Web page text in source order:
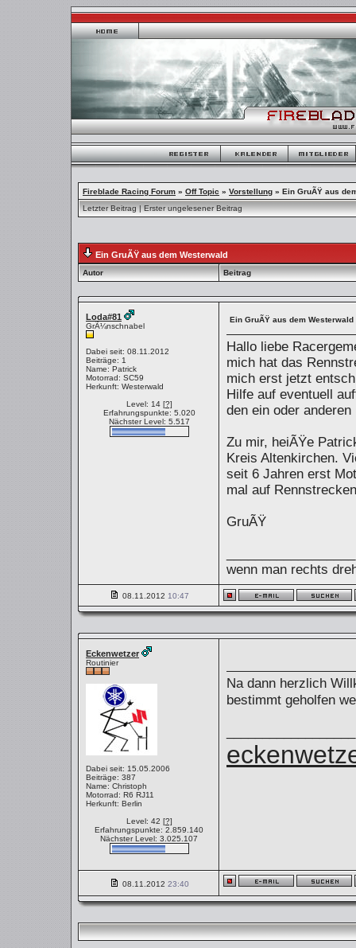
Fireblade Racing Forum » Off Topic » Vorstellung » Ein GruÃŸ aus
Letzter Beitrag|Erster ungelesener Beitrag
Ein GruÃŸ aus dem Westerwald
Autor Beitrag
Loda#81
GrÃ¼nschnabel
Dabei seit: 08.11.2012
Beiträge: 1
Name: Patrick
Motorrad: SC59
Herkunft: Westerwald
Level: 14 [?]
Erfahrungspunkte: 5.020
Nächster Level: 5.517
Ein GruÃŸ aus dem Westerwald
Hallo liebe
mich hat das
mich erst jetzt
Hilfe auf eventuell
den ein oder
Zu mir, heiÃŸe
Kreis Altenkirchen.
seit 6 Jahren erst
mal auf
GruÃŸ
wenn man rechts
08.11.2012 10:47
Eckenwetzer
Routinier
Dabei seit: 15.05.2006
Beiträge: 387
Name: Christoph
Motorrad: R6 RJ11
Herkunft: Berlin
Level: 42 [?]
Erfahrungspunkte: 2.859.140
Nächster Level: 3.025.107
Na dann herzlich
bestimmt geholfen
08.11.2012 23:40